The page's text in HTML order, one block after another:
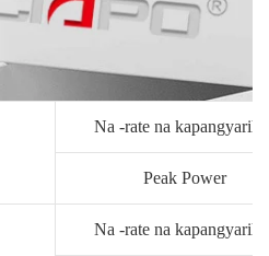
Na -rate na
Peak Power
Na -rate na